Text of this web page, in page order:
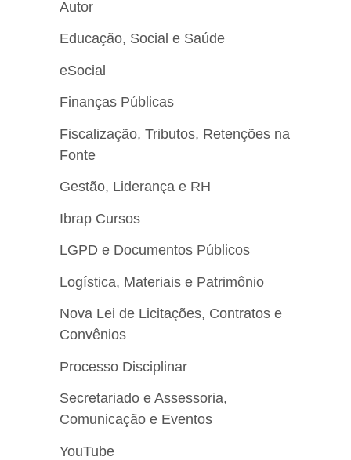
Autor
Educação, Social e Saúde
eSocial
Finanças Públicas
Fiscalização, Tributos, Retenções na
Fonte
Gestão, Liderança e RH
Ibrap Cursos
LGPD e Documentos Públicos
Logística, Materiais e Patrimônio
Nova Lei de Licitações, Contratos e
Convênios
Processo Disciplinar
Secretariado e Assessoria,
Comunicação e Eventos
YouTube